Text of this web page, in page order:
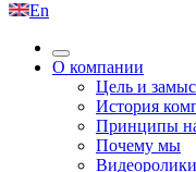
En
О компании
Цель и
История
Принципы
Почему мы
Видеоролики